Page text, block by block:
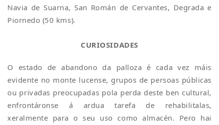
Navia de Suarna, San Román de Cervantes, Degrada e
Piornedo (50 kms).
CURIOSIDADES
O estado de abandono da palloza é cada vez máis
evidente no monte lucense, grupos de persoas públicas
ou privadas preocupadas pola perda deste ben cultural,
enfrontáronse á ardua tarefa de rehabilitalas,
xeralmente para o seu uso como almacén. Pero hai